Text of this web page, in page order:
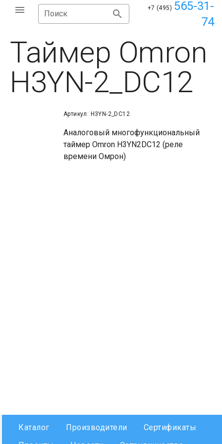
Поиск
+7 (495) 565-31-
74
Таймер Omron
H3YN-2_DC12
Артикул: H3YN-2_DC12
Аналоговый многофункциональный
таймер Omron H3YN2DC12 (реле
времени Омрон)
Каталог Производители
Сертификаты